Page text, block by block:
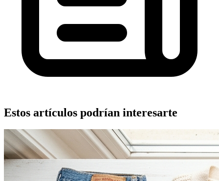
Estos artículos podrían interesarte